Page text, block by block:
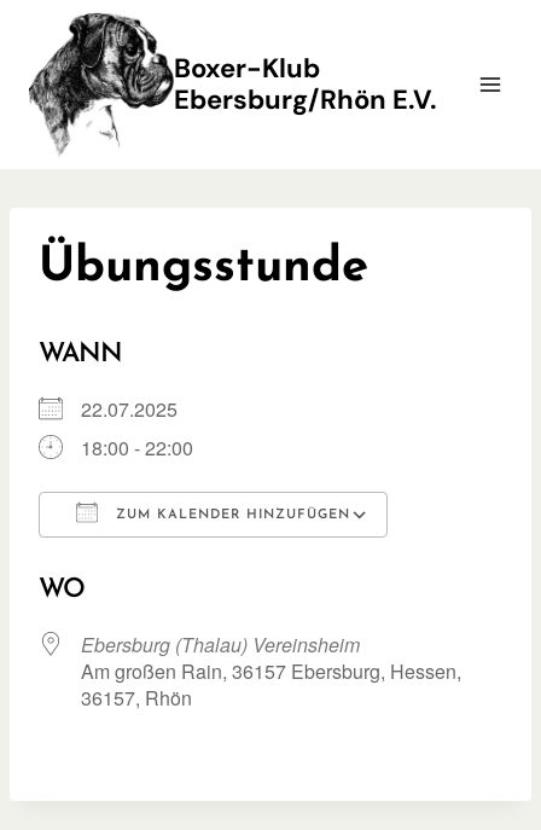
springen
Boxer-Klub
Ebersburg/Rhön E.V.
Übungsstunde
WANN
22.07.2025
18:00 - 22:00
ZUM KALENDER HINZUFÜGEN
WO
Ebersburg (Thalau) Vereinsheim
Am großen Rain, 36157 Ebersburg, Hessen,
36157, Rhön